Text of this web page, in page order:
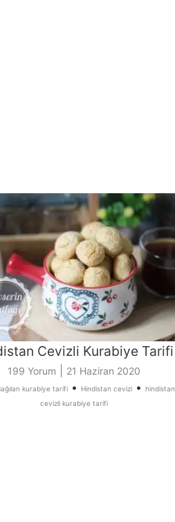
Cevizli Kurabiye Tarifi
199 Yorum 21 Haziran 2020
kurabiye tarifi • Hindistan cevizi •
hindistan
cevizli kurabiye tarifi